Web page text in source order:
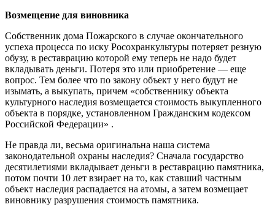
Возмещение для виновника
Собственник дома Пожарского в случае окончательного
успеха процесса по иску Росохранкультуры потеряет резную
обузу, в реставрацию которой ему теперь не надо будет
вкладывать деньги. Потеря это или приобретение — еще
вопрос. Тем более что по закону объект у него будут не
изымать, а выкупать, причем «собственнику объекта
культурного наследия возмещается стоимость выкупленного
объекта в порядке, установленном Гражданским кодексом
Российской Федерации» .
Не правда ли, весьма оригинальна наша система
законодательной охраны наследия? Сначала государство
десятилетиями вкладывает деньги в реставрацию памятника,
потом почти 10 лет взирает на то, как ставший частным
объект наследия распадается на атомы, а затем возмещает
виновнику разрушения стоимость памятника.